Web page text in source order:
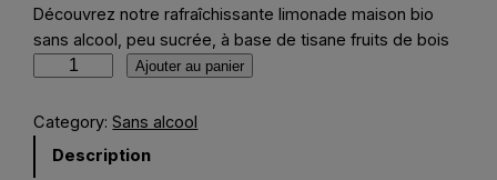
Découvrez notre rafraîchissante limonade maison bio
sans alcool, peu sucrée, à base de tisane fruits de bois
Ajouter au panier
Category: Sans alcool
Description